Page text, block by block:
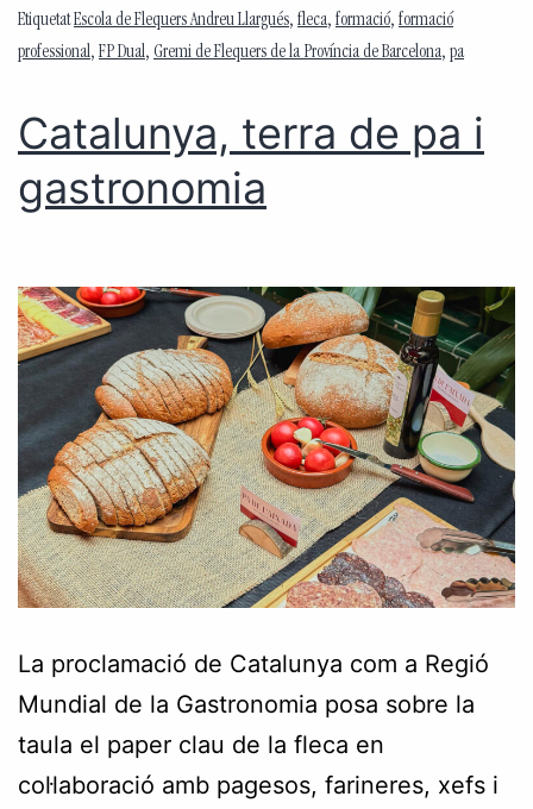
EtiquetatEscola de Flequers Andreu Llargués, fleca, formació, formació
professional, FP Dual, Gremi de Flequers de la Província de Barcelona, pa
Catalunya, terra de pa i
gastronomia
La proclamació de Catalunya com a Regió
Mundial de la Gastronomia posa sobre la
taula el paper clau de la fleca en
col·laboració amb pagesos, farineres, xefs i